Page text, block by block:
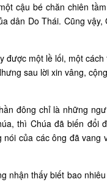
cậu bé chăn chiên
dân Do Thái. Cũng
được một lề lối, một
sau lời xin vâng,
đông chỉ là những
thì Chúa đã biến
của các ông đã
nhận thấy biết bao